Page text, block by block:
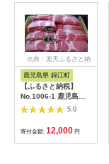
出典：楽天ふるさと納
鹿児島県 錦江町
【ふるさと納税】
No.1006-1 鹿児島県
産 黒豚肩ロース焼肉
5.0
寄付金額: 12,000 円